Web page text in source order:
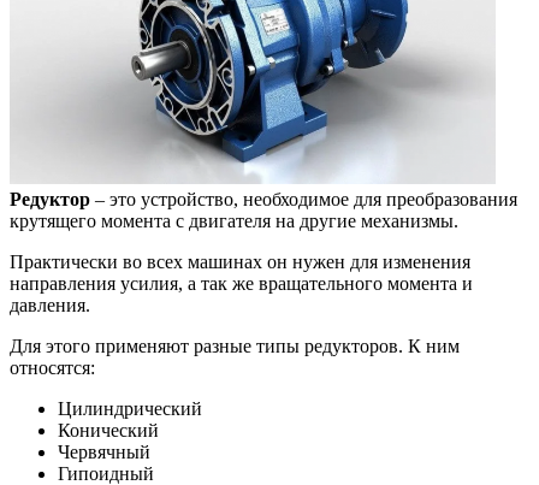
Редуктор – это устройство, необходимое для преобразования
крутящего момента с двигателя на другие механизмы.
Практически во всех машинах он нужен для изменения
направления усилия, а так же вращательного момента и
давления.
Для этого применяют разные типы редукторов. К ним
относятся:
Цилиндрический
Конический
Червячный
Гипоидный